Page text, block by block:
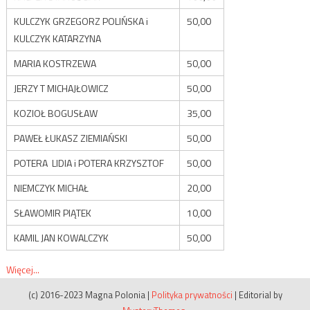
KULCZYK GRZEGORZ POLIŃSKA i
KULCZYK KATARZYNA
50,00
MARIA KOSTRZEWA
50,00
JERZY T MICHAJŁOWICZ
50,00
KOZIOŁ BOGUSŁAW
35,00
PAWEŁ ŁUKASZ ZIEMIAŃSKI
50,00
POTERA LIDIA i POTERA KRZYSZTOF
50,00
NIEMCZYK MICHAŁ
20,00
SŁAWOMIR PIĄTEK
10,00
KAMIL JAN KOWALCZYK
50,00
Więcej...
(c) 2016-2023 Magna Polonia | Polityka prywatności | Editorial by